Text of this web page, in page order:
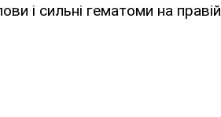
і сильні гематоми на правій